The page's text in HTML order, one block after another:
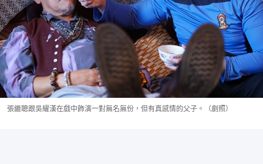
張繼聰跟吳耀漢在戲中飾演一對無名無份，但有真感情的父子。（劇照）